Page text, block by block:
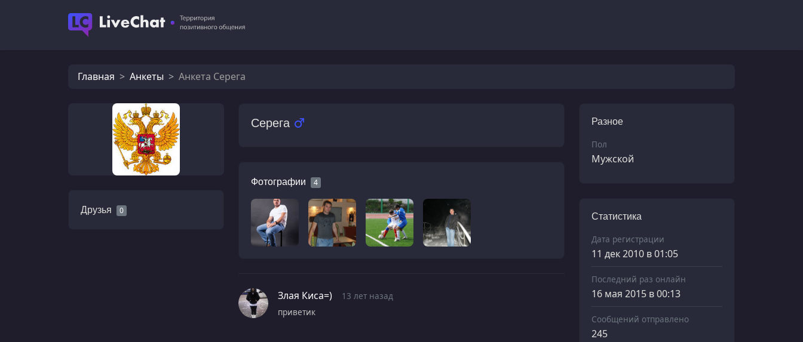
Главная Анкеты Анкета Серега
Друзья 0
Серега
Фотографии 4
Злая Киса=)
13 лет назад
приветик
Разное
Пол
Мужской
Статистика
Дата регистрации
11 дек 2010 в 01:05
Последний раз онлайн
16 мая 2015 в 00:13
Сообщений отправлено
245